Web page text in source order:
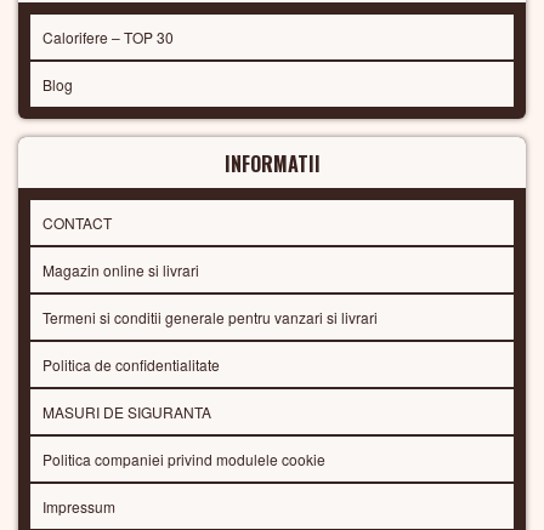
Calorifere – TOP 30
Blog
INFORMATII
CONTACT
Magazin online si livrari
Termeni si conditii generale pentru vanzari si livrari
Politica de confidentialitate
MASURI DE SIGURANTA
Politica companiei privind modulele cookie
Impressum